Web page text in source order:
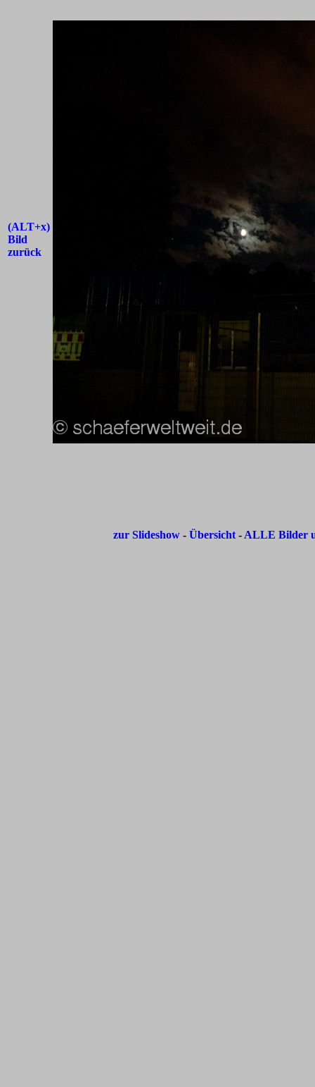
(ALT+x)
Bild
zurück
zur Slideshow -Übersicht- ALLE Bilder